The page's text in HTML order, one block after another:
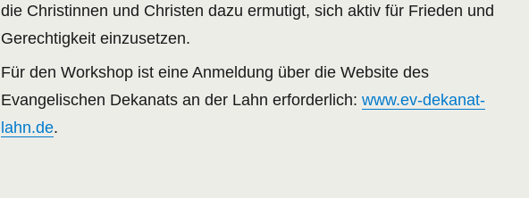
die Christinnen und Christen dazu ermutigt, sich aktiv für Frieden und
Gerechtigkeit einzusetzen.
Für den Workshop ist eine Anmeldung über die Website des
Evangelischen Dekanats an der Lahn erforderlich: www.ev-dekanat-
lahn.de.